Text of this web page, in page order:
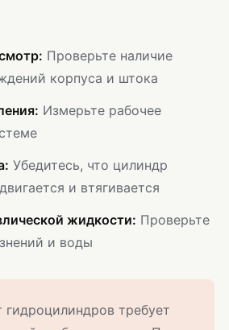
Проверьте наличие
корпуса и штока
Измерьте рабочее
Убедитесь, что цилиндр
и втягивается
жидкости: Проверьте
и воды
гидроцилиндров требует